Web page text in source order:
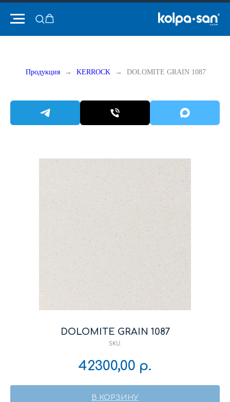
Продукция KERROCK DOLOMITE GRAIN 1087
DOLOMITE GRAIN 1087
SKU:
42300,00 р.
В КОРЗИНУ